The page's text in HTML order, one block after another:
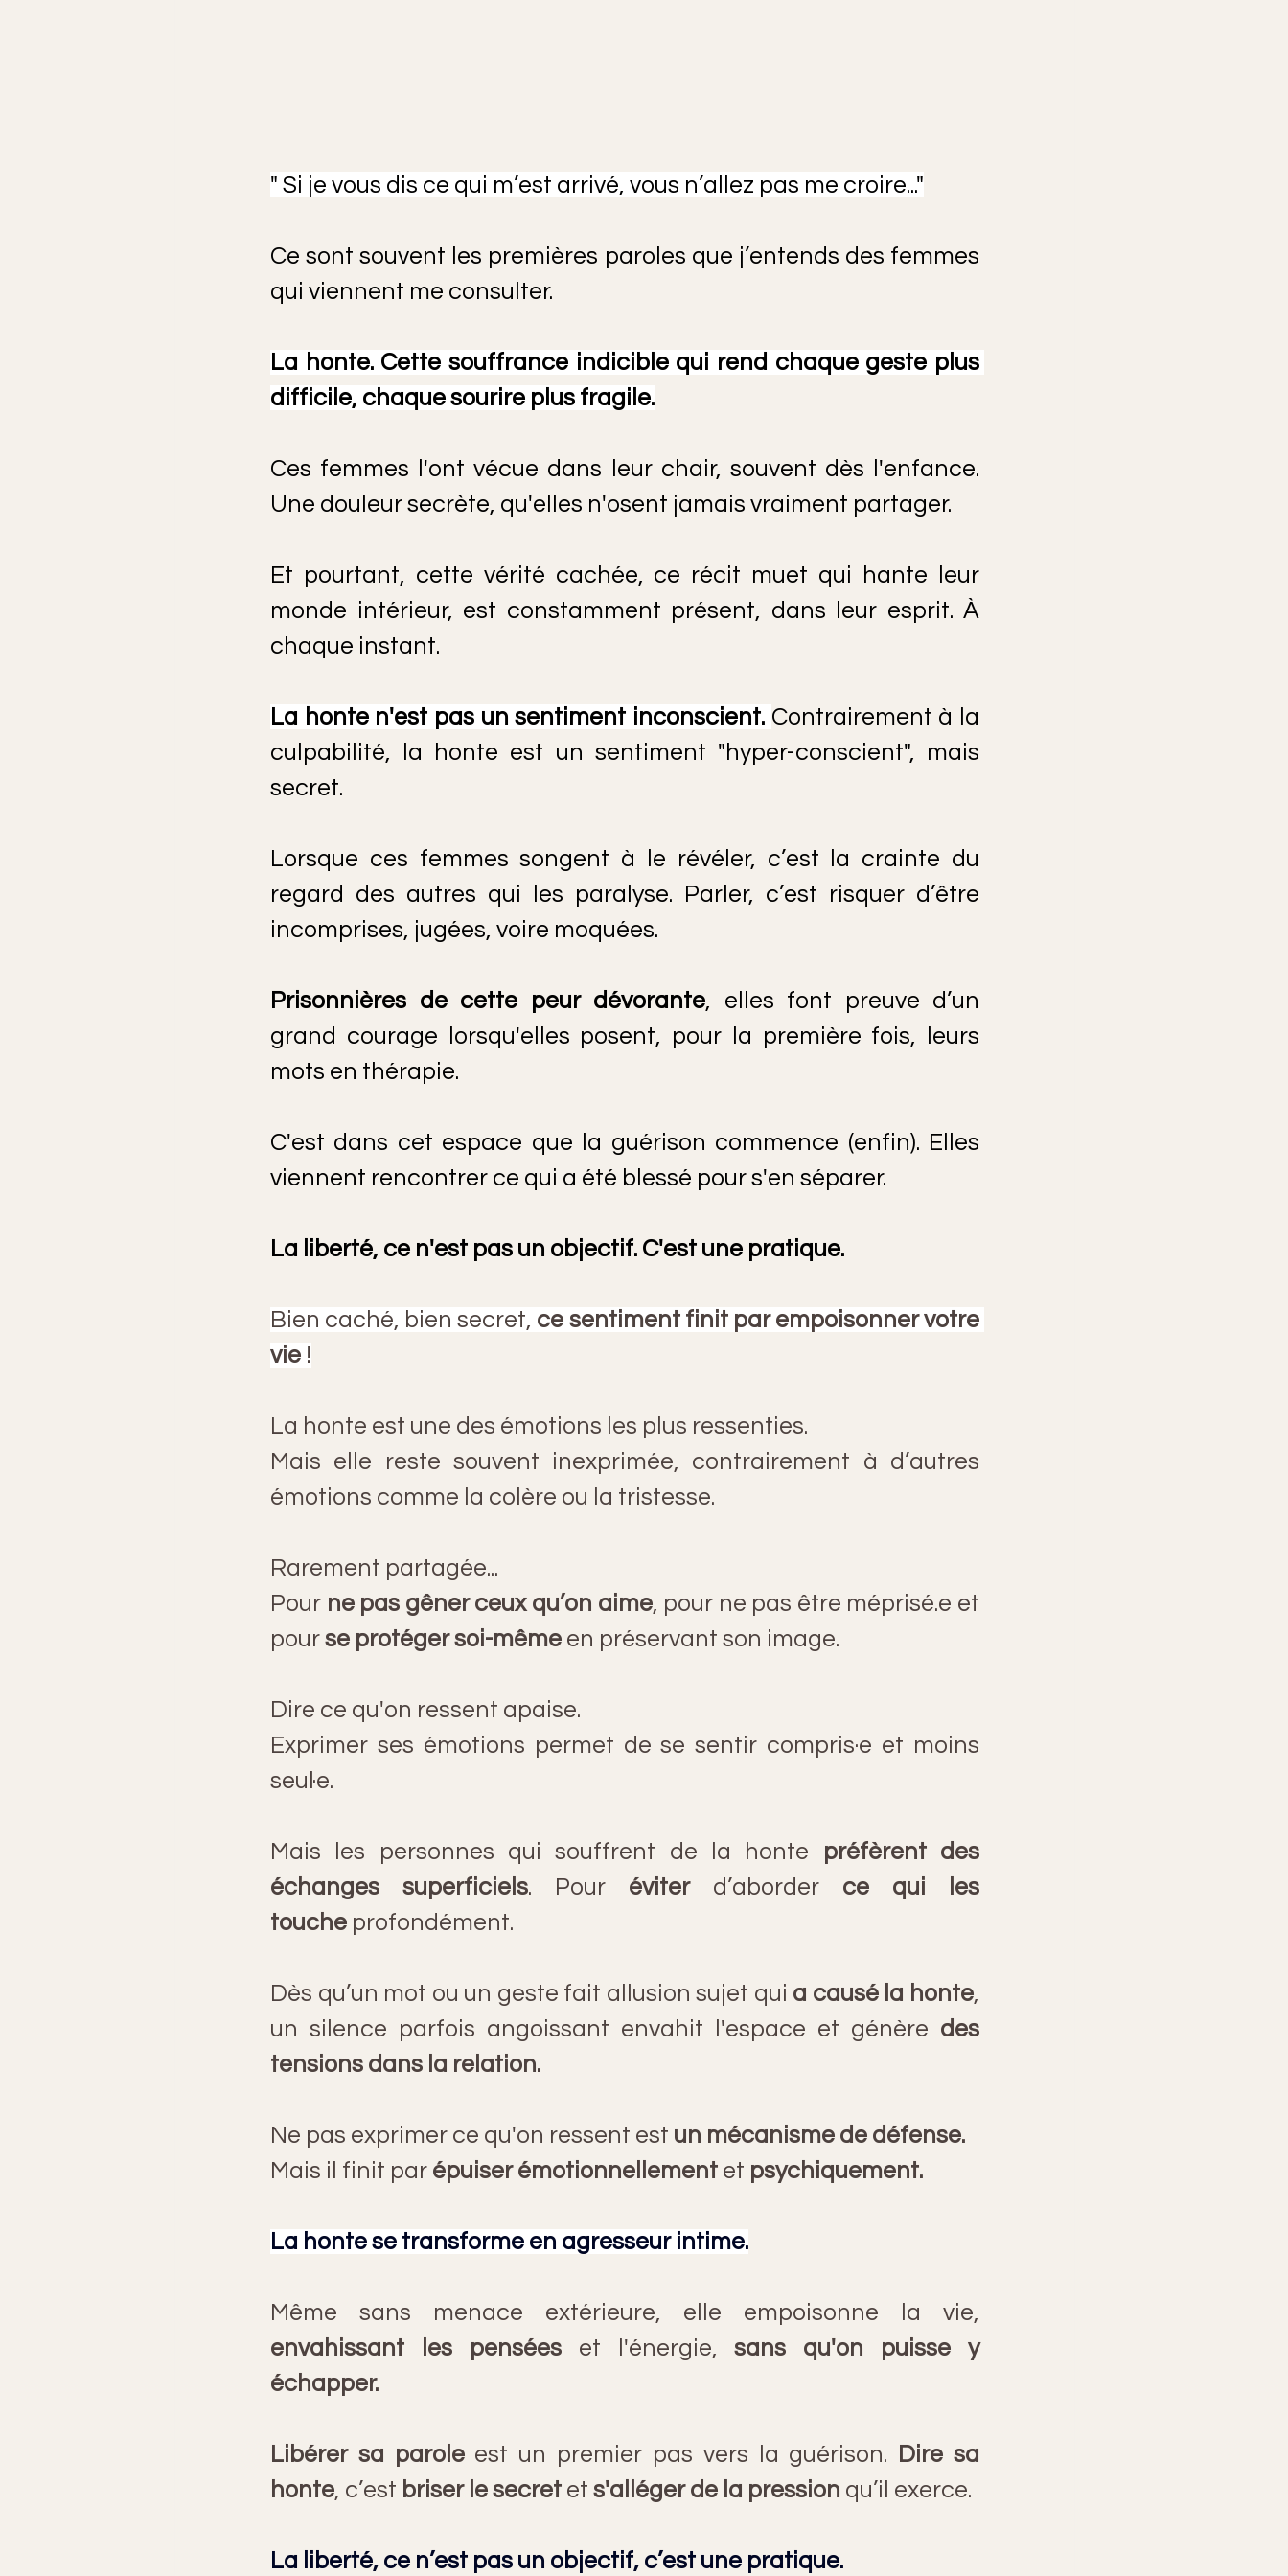
" Si je vous dis ce qui m’est arrivé, vous n’allez pas me croire..."
Ce sont souvent les premières paroles que j’entends des femmes
qui viennent me consulter.
La honte. Cette souffrance indicible qui rend chaque geste plus
difficile, chaque sourire plus fragile.
Ces femmes l'ont vécue dans leur chair, souvent dès l'enfance.
Une douleur secrète, qu'elles n'osent jamais vraiment partager.
Et pourtant, cette vérité cachée, ce récit muet qui hante leur
monde intérieur, est constamment présent, dans leur esprit. À
chaque instant.
La honte n'est pas un sentiment inconscient. Contrairement à la
culpabilité, la honte est un sentiment "hyper-conscient", mais
secret.
Lorsque ces femmes songent à le révéler, c’est la crainte du
regard des autres qui les paralyse. Parler, c’est risquer d’être
incomprises, jugées, voire moquées.
Prisonnières de cette peur dévorante, elles font preuve d’un
grand courage lorsqu'elles posent, pour la première fois, leurs
mots en thérapie.
C'est dans cet espace que la guérison commence (enfin). Elles
viennent rencontrer ce qui a été blessé pour s'en séparer.
La liberté, ce n'est pas un objectif. C'est une pratique.
Bien caché, bien secret, ce sentiment finit par empoisonner votre
vie !
La honte est une des émotions les plus ressenties.
Mais elle reste souvent inexprimée, contrairement à d’autres
émotions comme la colère ou la tristesse.
Rarement partagée...
Pour ne pas gêner ceux qu’on aime, pour ne pas être méprisé.e et
pour se protéger soi-même en préservant son image.
Dire ce qu'on ressent apaise.
Exprimer ses émotions permet de se sentir compris·e et moins
seul·e.
Mais les personnes qui souffrent de la honte préfèrent des
échanges superficiels. Pour éviter d’aborder ce qui les
touche profondément.
Dès qu’un mot ou un geste fait allusion sujet qui a causé la honte,
un silence parfois angoissant envahit l'espace et génère des
tensions dans la relation.
Ne pas exprimer ce qu'on ressent est un mécanisme de défense.
Mais il finit par épuiser émotionnellement et psychiquement.
La honte se transforme en agresseur intime.
envahissant les pensées et l'énergie, sans qu'on puisse y
échapper.
Libérer sa parole est un premier pas vers la guérison.
Dire sa
honte, c’est briser le secret et s'alléger de la pression qu’il exerce.
La liberté, ce n’est pas un objectif, c’est une pratique.